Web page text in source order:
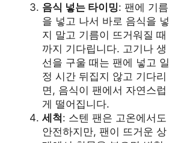
음식 넣는 타이밍: 팬에 기름
을 넣고 나서 바로 음식을 넣
지 말고 기름이 뜨거워질 때
까지 기다립니다. 고기나 생
선을 구울 때는 팬에 넣고 일
정 시간 뒤집지 않고 기다리
면, 음식이 팬에서 자연스럽
게 떨어집니다.
세척: 스텐 팬은 고온에서도
안전하지만, 팬이 뜨거운 상